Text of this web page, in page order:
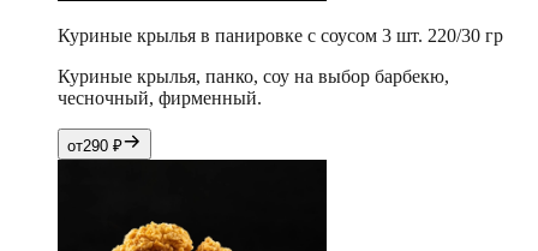
Куриные крылья в панировке с соусом 3 шт. 220/30 гр
Куриные крылья, панко, соу на выбор барбекю,
чесночный, фирменный.
от290 ₽